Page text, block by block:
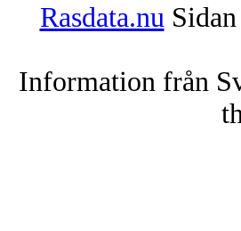
Rasdata.nu
Information från